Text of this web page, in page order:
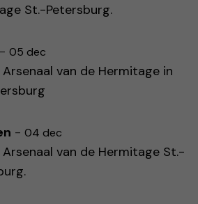
St.-Petersburg.
- 05 dec
van de Hermitage in
- 04 dec
van de Hermitage St.-